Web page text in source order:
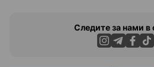
Следите за нами в